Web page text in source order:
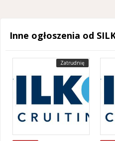
Inne ogłoszenia od
Zatrudnię